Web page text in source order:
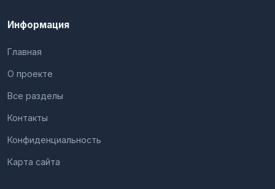
Информация
Главная
О проекте
Все разделы
Контакты
Конфиденциальность
Карта сайта